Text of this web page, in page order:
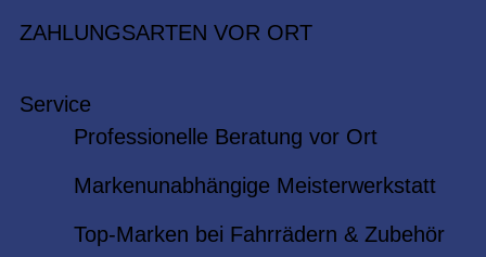
ZAHLUNGSARTEN VOR ORT
Service
Professionelle Beratung vor Ort
Markenunabhängige Meisterwerkstatt
Top-Marken bei Fahrrädern & Zubehör